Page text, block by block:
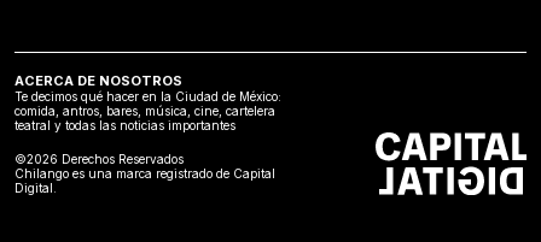
ACERCA DE NOSOTROS
Te decimos qué hacer en la Ciudad de México:
comida, antros, bares, música, cine, cartelera
teatral y todas las noticias importantes
©2026 Derechos Reservados
Chilango es una marca registrado de Capital
Digital.